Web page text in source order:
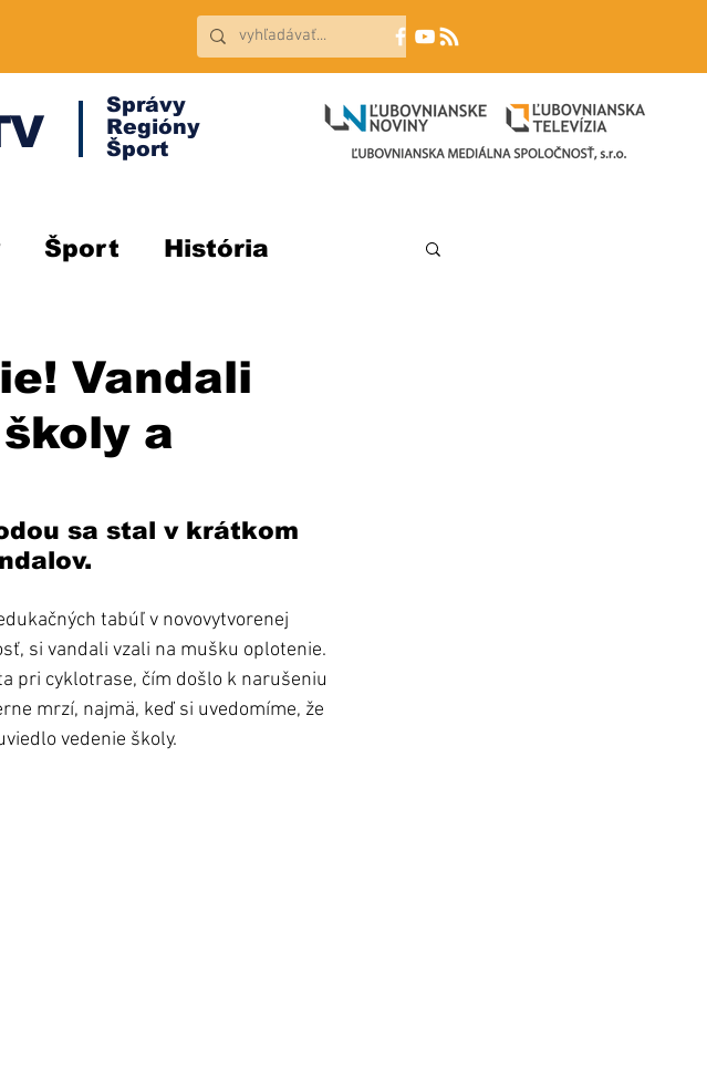
Správy
Regióny
Šport
Šport História
Vandali
a
sa stal v krátkom
tabúľ v novovytvorenej
si vandali vzali na mušku oplotenie.
pri cyklotrase, čím došlo k narušeniu
mrzí, najmä, keď si uvedomíme, že
vedenie školy.